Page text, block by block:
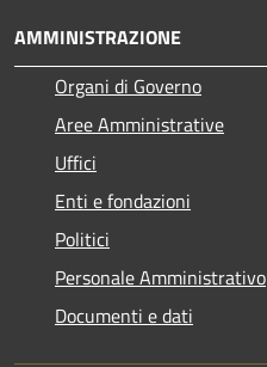
AMMINISTRAZIONE
Organi di Governo
Aree Amministrative
Uffici
Enti e fondazioni
Politici
Personale Amministrativo
Documenti e dati